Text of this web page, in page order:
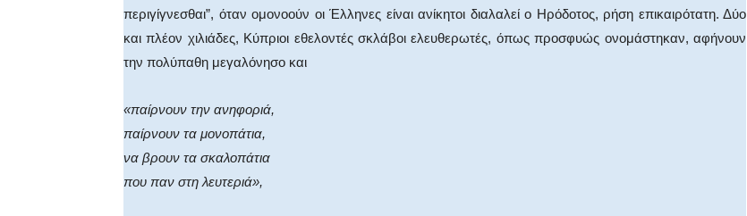
περιγίγνεσθαι”, όταν ομονοούν οι Έλληνες είναι ανίκητοι διαλαλεί ο Ηρόδοτος, ρήση επικαιρότατη. Δύο
και πλέον χιλιάδες, Κύπριοι εθελοντές σκλάβοι ελευθερωτές, όπως προσφυώς ονομάστηκαν, αφήνουν
την πολύπαθη μεγαλόνησο και
«παίρνουν την ανηφοριά,
παίρνουν τα μονοπάτια,
να βρουν τα σκαλοπάτια
που παν στη λευτεριά»,